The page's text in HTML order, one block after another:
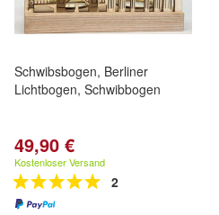
Schwibsbogen, Berliner
Lichtbogen, Schwibbogen
49,90 €
Kostenloser Versand
2